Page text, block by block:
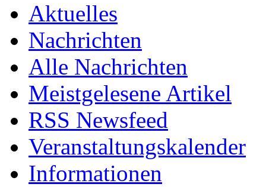
Aktuelles
Nachrichten
Alle Nachrichten
Meistgelesene Artikel
RSS Newsfeed
Veranstaltungskalender
Informationen